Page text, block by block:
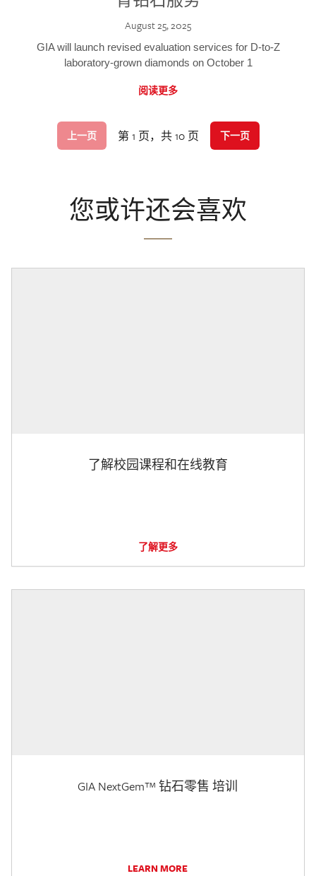
August 25, 2025
GIA will launch revised evaluation services for D-to-Z
laboratory-grown diamonds on October 1
阅读更多
上一页 第 1 页，共 10 页 下一页
您或许还会喜欢
了解校园课程和在线教育
了解更多
GIA NextGem™ 钻石零售 培训
LEARN MORE